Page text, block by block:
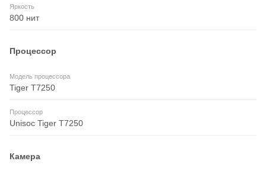
Яркость
800 нит
Процессор
Модель процессора
Tiger T7250
Процессор
Unisoc Tiger T7250
Камера